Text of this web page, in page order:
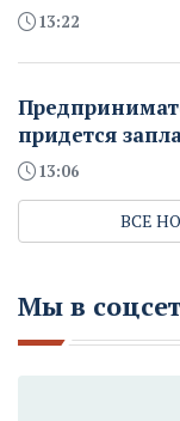
13:22
придется
13:06
ВСЕ
Мы в